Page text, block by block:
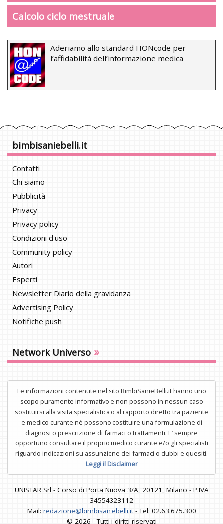
Calcolo ciclo mestruale
Aderiamo allo standard HONcode per
l’affidabilità dell’informazione medica
bimbisaniebelli.it
Contatti
Chi siamo
Pubblicità
Privacy
Privacy policy
Condizioni d'uso
Community policy
Autori
Esperti
Newsletter Diario della gravidanza
Advertising Policy
Notifiche push
Network Universo »
Le informazioni contenute nel sito BimbiSanieBelli.it hanno uno
scopo puramente informativo e non possono in nessun caso
sostituirsi alla visita specialistica o al rapporto diretto tra paziente
e medico curante né possono costituire una formulazione di
diagnosi o prescrizione di farmaci o trattamenti. E’ sempre
opportuno consultare il proprio medico curante e/o gli specialisti
riguardo indicazioni su assunzione dei farmaci o dubbi e quesiti.
Leggi il Disclaimer
UNISTAR Srl - Corso di Porta Nuova 3/A, 20121, Milano - P.IVA
34554323112
Mail: redazione@bimbisaniebelli.it- Tel: 02.63.675.300
© 2026 - Tutti i diritti riservati